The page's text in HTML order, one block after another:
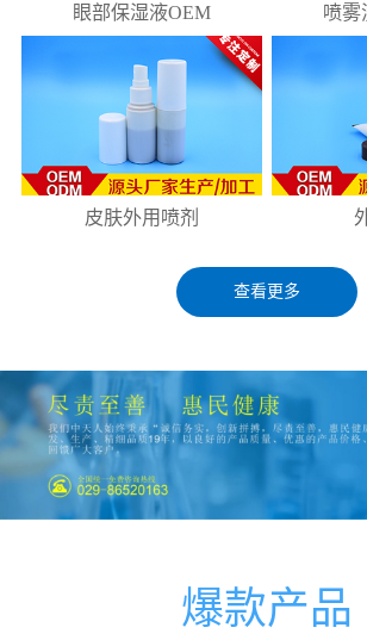
眼部保湿液OEM 喷雾
皮肤外用喷剂
查看更多
爆款产品